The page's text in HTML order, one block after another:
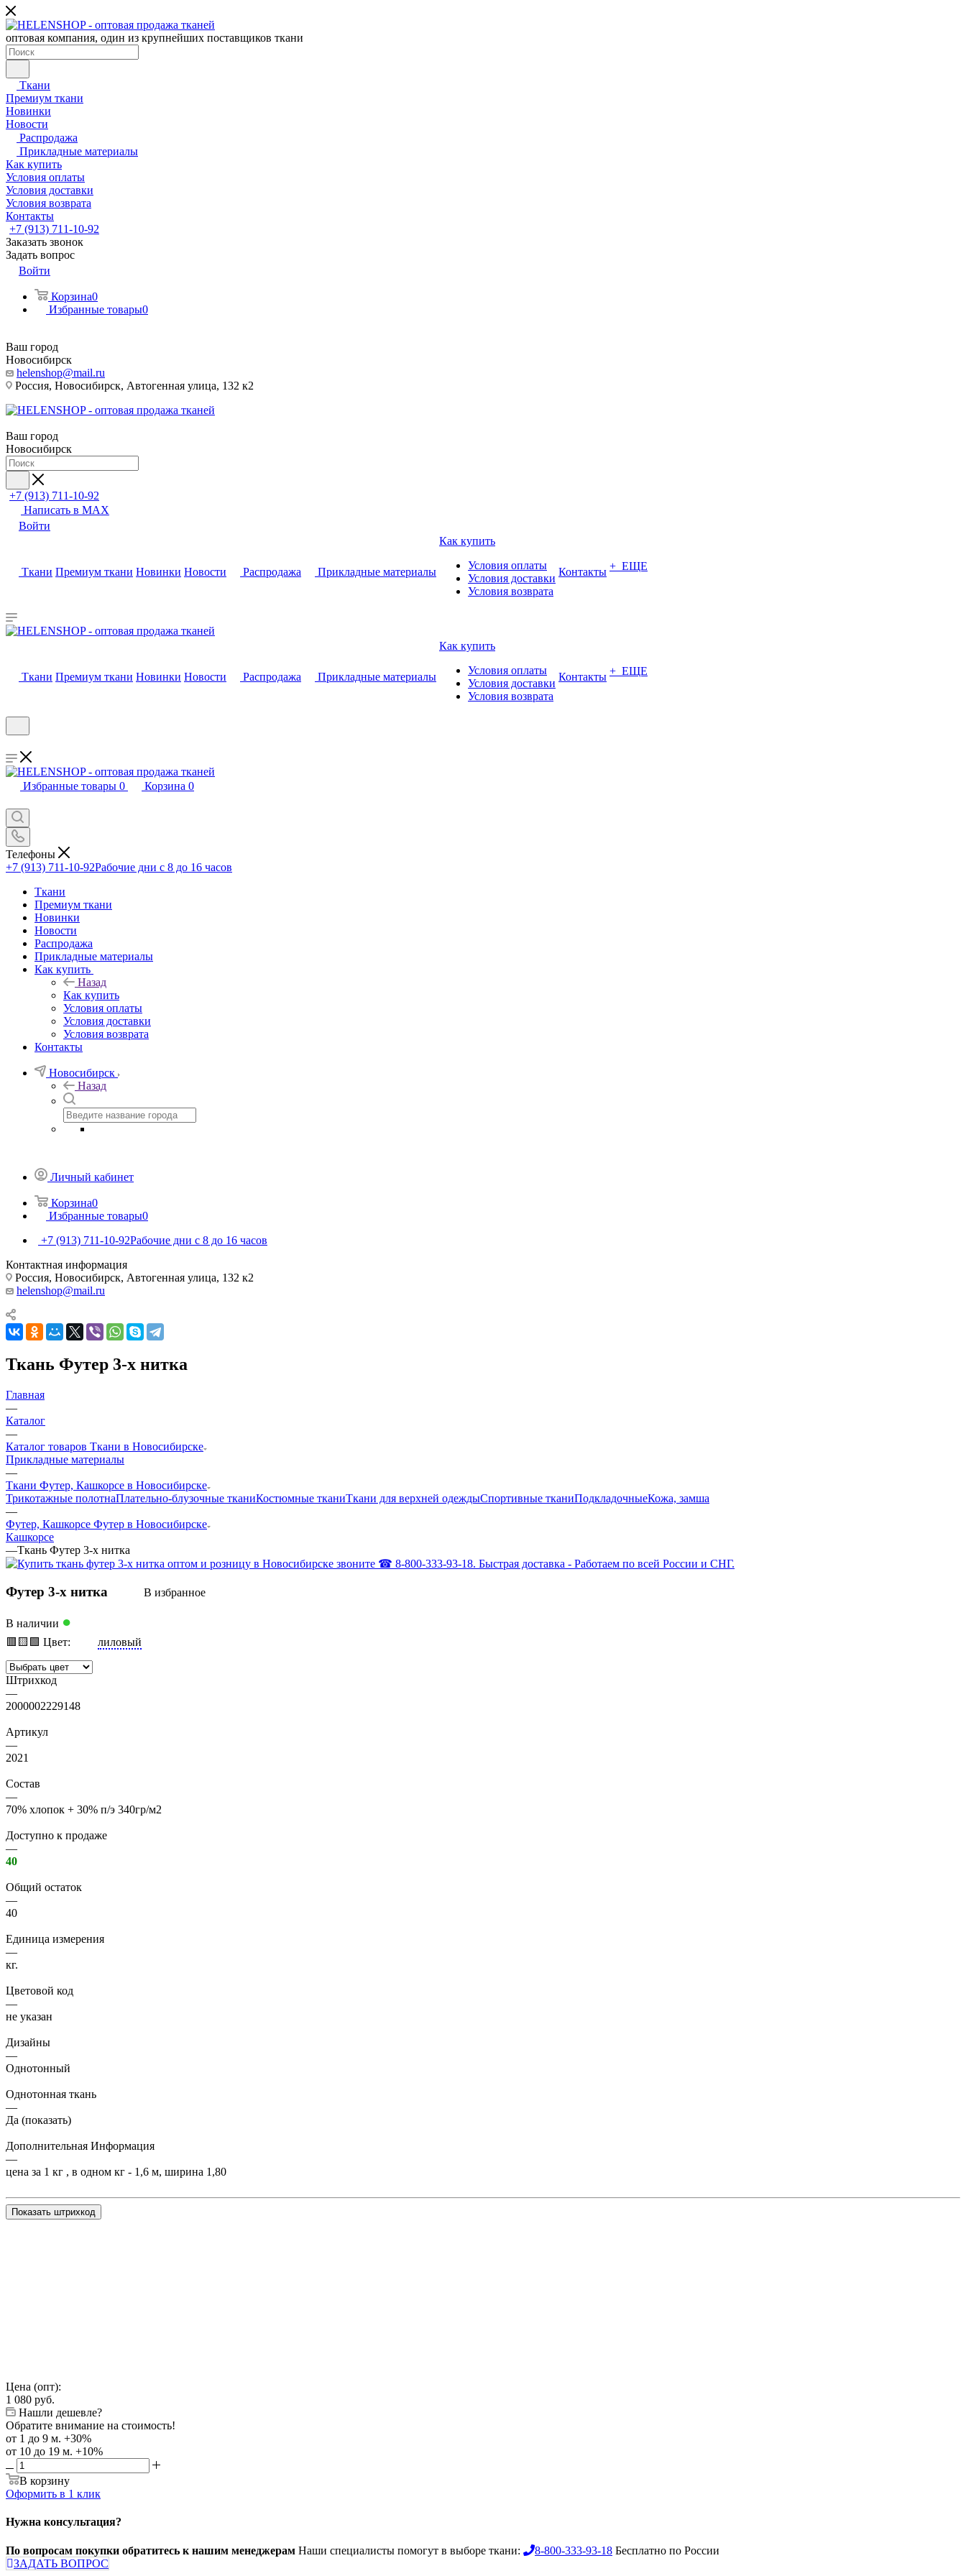
оптовая компания, один из крупнейших поставщиков ткани
Ткани
Премиум ткани
Новинки
Новости
Распродажа
Прикладные материалы
Как купить
Условия оплаты
Условия доставки
Условия возврата
Контакты
+7 (913) 711-10-92
Заказать звонок
Задать вопрос
Войти
Корзина0
Избранные товары0
Ваш город
Новосибирск
helenshop@mail.ru
Россия, Новосибирск, Автогенная улица, 132 к2
Ваш город
Новосибирск
+7 (913) 711-10-92
Написать в MAX
Войти
Ткани Премиум ткани Новинки Новости Распродажа Прикладные материалы
Как купить
Условия оплаты
Условия доставки
Условия возврата
Контакты + ЕЩЕ
Ткани Премиум ткани Новинки Новости Распродажа Прикладные материалы
Как купить
Условия оплаты
Условия доставки
Условия возврата
Контакты + ЕЩЕ
Избранные товары 0 Корзина 0
Телефоны
+7 (913) 711-10-92Рабочие дни с 8 до 16 часов
Ткани
Премиум ткани
Новинки
Новости
Распродажа
Прикладные материалы
Как купить
Назад
Как купить
Условия оплаты
Условия доставки
Условия возврата
Контакты
Новосибирск
Назад
Личный кабинет
Корзина0
Избранные товары0
+7 (913) 711-10-92Рабочие дни с 8 до 16 часов
Контактная информация
Россия, Новосибирск, Автогенная улица, 132 к2
helenshop@mail.ru
Ткань Футер 3-х нитка
Главная
—
Каталог
—
Каталог товаров Ткани в Новосибирске
Прикладные материалы
—
Ткани Футер, Кашкорсе в Новосибирске
Трикотажные полотнаПлательно-блузочные тканиКостюмные тканиТкани для верхней одеждыСпортивные тканиПодкладочныеКожа, замша
—
Футер, Кашкорсе Футер в Новосибирске
Кашкорсе
—Ткань Футер 3-х нитка
Футер 3-х нитка В избранное
В наличии ●
🟥 🟨 🟩 Цвет: лиловый
Штрихкод
—
2000002229148
Артикул
—
2021
Состав
—
70% хлопок + 30% п/э 340гр/м2
Доступно к продаже
—
40
Общий остаток
—
40
Единица измерения
—
кг.
Цветовой код
—
не указан
Дизайны
—
Однотонный
Однотонная ткань
—
Да (показать)
Дополнительная Информация
—
цена за 1 кг , в одном кг - 1,6 м, ширина 1,80
Показать штрихкод
Цена (опт):
1 080 руб.
Нашли дешевле?
Обратите внимание на стоимость!
от 1 до 9 м. +30%
от 10 до 19 м. +10%
В корзину
Оформить в 1 клик
Нужна консультация?
По вопросам покупки обратитесь к нашим менеджерам Наши специалисты помогут в выборе ткани: 8-800-333-93-18 Бесплатно по России
ЗАДАТЬ ВОПРОС